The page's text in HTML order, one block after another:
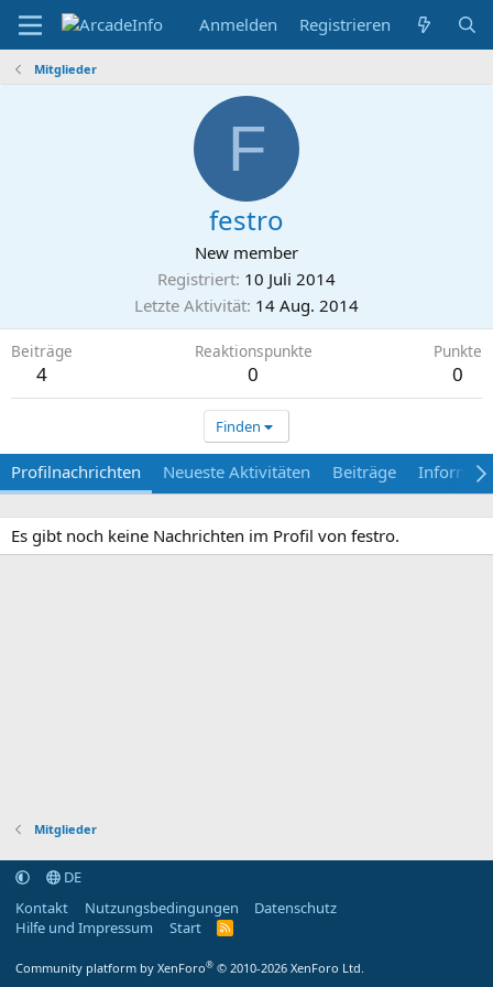
Anmelden Registrieren
Mitglieder
F
festro
New member
Registriert 10 Juli 2014
Letzte Aktivität 14 Aug. 2014
Beiträge
4
Reaktionspunkte
0
Punkte
0
Finden
Profilnachrichten Neueste Aktivitäten Beiträge
Es gibt noch keine Nachrichten im Profil von festro.
Mitglieder
DE
Kontakt
Nutzungsbedingungen
Datenschutz
Hilfe und Impressum
Start
R
Community platform by XenForo® © 2010-2026 XenForo Ltd.